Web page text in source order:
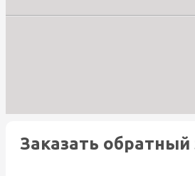
Заказать обратный